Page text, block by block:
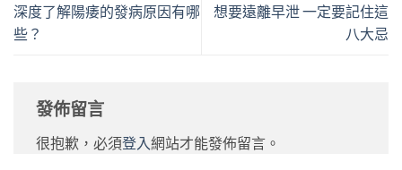
深度了解陽痿的發病原因有哪
些？
想要遠離早泄 一定要記住這
八大忌
發佈留言
很抱歉，必須登入網站才能發佈留言。